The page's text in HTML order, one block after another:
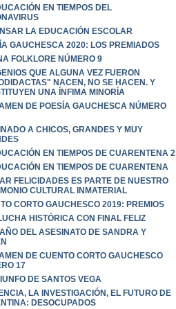
EN TIEMPOS DEL
LA EDUCACIÓN ESCOLAR
GAUCHESCA 2020: LOS PREMIADOS
FOLKLORE NÚMERO 9
QUE ALGUNA VEZ FUERON
NACEN, NO SE HACEN. Y
UNA ÍNFIMA MINORÍA
DE POESÍA GAUCHESCA NÚMERO
A CHICOS, GRANDES Y MUY
EN TIEMPOS DE CUARENTENA 2
EN TIEMPOS DE CUARENTENA
FELICIDADES ES PARTE DE NUESTRO
CULTURAL INMATERIAL
CORTO GAUCHESCO 2019: PREMIOS
HISTÓRICA CON FINAL FELIZ
DEL ASESINATO DE SANDRA Y
DE CUENTO CORTO GAUCHESCO
17
DE SANTOS VEGA
LA INVESTIGACIÓN, EL FUTURO DE
DESOCUPADOS